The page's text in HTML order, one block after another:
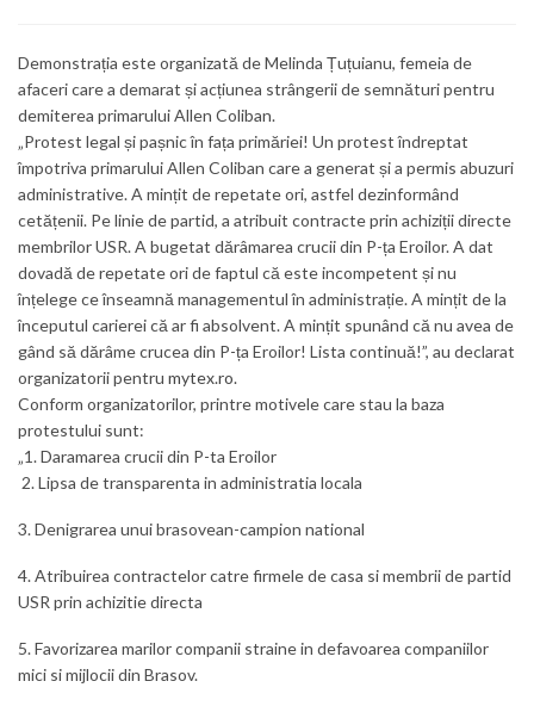
Demonstrația este organizată de Melinda Țuțuianu, femeia de
afaceri care a demarat și acțiunea strângerii de semnături pentru
demiterea primarului Allen Coliban.
„Protest legal și pașnic în fața primăriei! Un protest îndreptat
împotriva primarului Allen Coliban care a generat și a permis abuzuri
administrative. A mințit de repetate ori, astfel dezinformând
cetățenii. Pe linie de partid, a atribuit contracte prin achiziții directe
membrilor USR. A bugetat dărâmarea crucii din P-ța Eroilor. A dat
dovadă de repetate ori de faptul că este incompetent și nu
înțelege ce înseamnă managementul în administrație. A mințit de la
începutul carierei că ar fi absolvent. A mințit spunând că nu avea de
gând să dărâme crucea din P-ța Eroilor! Lista continuă!”, au declarat
organizatorii pentru mytex.ro.
Conform organizatorilor, printre motivele care stau la baza
protestului sunt:
„1. Daramarea crucii din P-ta Eroilor
2. Lipsa de transparenta in administratia locala
3. Denigrarea unui brasovean-campion national
4. Atribuirea contractelor catre firmele de casa si membrii de partid
USR prin achizitie directa
5. Favorizarea marilor companii straine in defavoarea companiilor
mici si mijlocii din Brasov.